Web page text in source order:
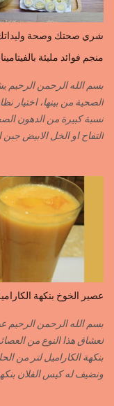
C’EST L ...
شري صحتك وصحة وليداتك
منجم فوائد مليئة
بسم الله الرحمن الرحيم
الصحية من بينها، اختيار
نسبة كبيرة من الدهون
التفاح او الخل الابيض
si=EjD0K3Lgs58txUgM
عصير الخوخ بنكهة
بسم الله الرحمن الرحيم
لعشاق هذا النوع من
بنكهة الكاراميل لتر من
ونضيف له كيس الفلان